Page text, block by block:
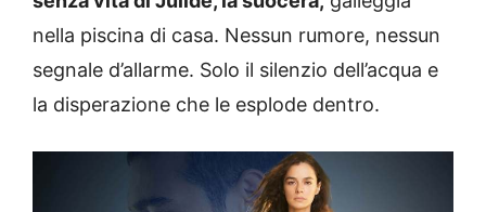
nella piscina di casa. Nessun rumore, nessun
segnale d’allarme. Solo il silenzio dell’acqua e
la disperazione che le esplode dentro.